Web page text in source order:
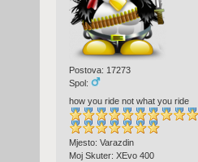
Postova: 17273
Spol:
how you ride not what you ride
Mjesto: Varazdin
Moj Skuter: XEvo 400